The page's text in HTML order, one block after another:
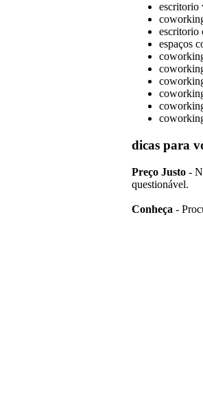
escritorio
escritorio
espaços
dicas para
Preço Justo -
questionável.
Conheça -